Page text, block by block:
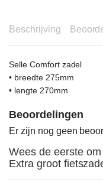
Beschrijving
Selle Comfort zadel
• breedte 275mm
• lengte 270mm
Beoordelingen
Er zijn nog geen
Wees de eerste
Extra groot